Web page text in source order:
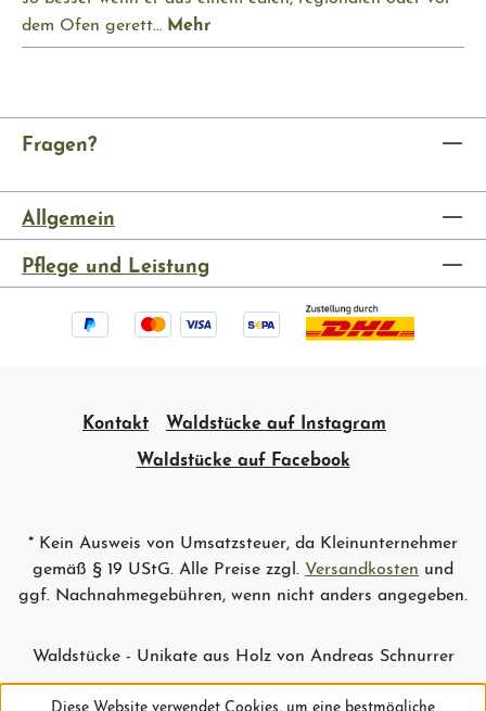
dem Ofen gerett… Mehr
Fragen?
Allgemein
Pflege und Leistung
Kontakt
Waldstücke auf Instagram
Waldstücke auf Facebook
* Kein Ausweis von Umsatzsteuer, da Kleinunternehmer
gemäß § 19 UStG. Alle Preise zzgl. Versandkosten und
ggf. Nachnahmegebühren, wenn nicht anders angegeben.
Waldstücke - Unikate aus Holz von Andreas Schnurrer
Diese Website verwendet Cookies, um eine bestmögliche